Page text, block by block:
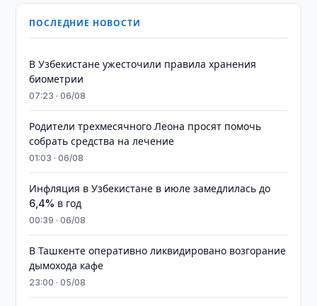
ПОСЛЕДНИЕ НОВОСТИ
В Узбекистане ужесточили правила хранения
биометрии
07:23 · 06/08
Родители трехмесячного Леона просят помочь
собрать средства на лечение
01:03 · 06/08
Инфляция в Узбекистане в июле замедлилась до
6,4% в год
00:39 · 06/08
В Ташкенте оперативно ликвидировано возгорание
дымохода кафе
23:00 · 05/08